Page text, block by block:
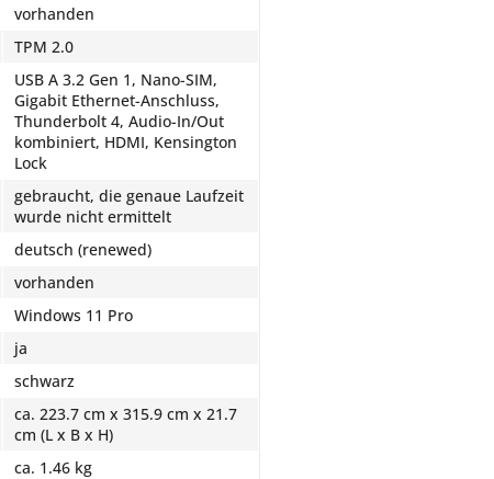
vorhanden
TPM 2.0
USB A 3.2 Gen 1, Nano-SIM,
Gigabit Ethernet-Anschluss,
Thunderbolt 4, Audio-In/Out
kombiniert, HDMI, Kensington
Lock
gebraucht, die genaue Laufzeit
wurde nicht ermittelt
deutsch (renewed)
vorhanden
Windows 11 Pro
ja
schwarz
ca. 223.7 cm x 315.9 cm x 21.7
cm (L x B x H)
ca. 1.46 kg